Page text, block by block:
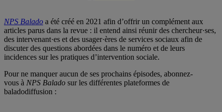
NPS Balado a été créé en 2021 afin d’offrir un complément aux
articles parus dans la revue : il entend ainsi réunir des chercheur·ses,
des intervenant·es et des usager·ères de services sociaux afin de
discuter des questions abordées dans le numéro et de leurs
incidences sur les pratiques d’intervention sociale.
Pour ne manquer aucun de ses prochains épisodes, abonnez-
vous à NPS Balado sur les différentes plateformes de
baladodiffusion :